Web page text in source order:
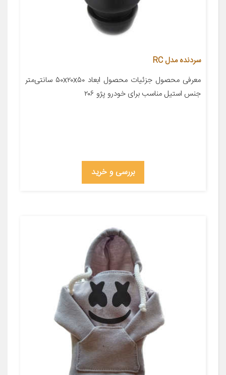
سردنده مدل RC
معرفی محصول جزئیات محصول ابعاد ۵۰x۲۰x۵۰ سانتی‌متر
جنس استیل مناسب برای خودرو پژو ۲۰۶
بررسی و خرید